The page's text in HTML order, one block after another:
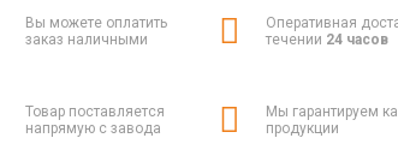
Вы можете оплатить
заказ наличными
Оперативная
течении 24 часов
Товар поставляется
напрямую с завода
Мы гарантируем
продукции